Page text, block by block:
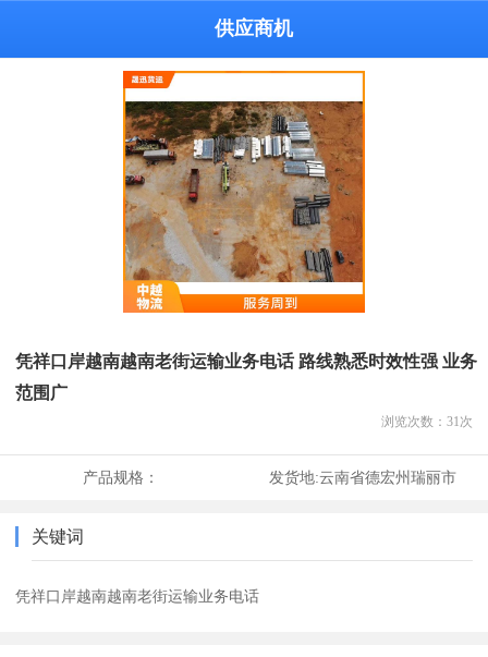
供应商机
凭祥口岸越南越南老街运输业务电话 路线熟悉时效性强 业务
范围广
浏览次数： 31 次
产品规格： 发货地:云南省德宏州瑞丽市
关键词
凭祥口岸越南越南老街运输业务电话